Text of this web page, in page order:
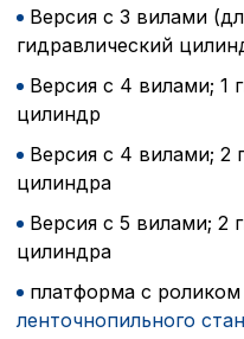
Версия с 3 вилами
Версия с 4 вилами; 1
Версия с 4 вилами; 2
Версия с 5 вилами; 2
платформа с
ленточнопильного